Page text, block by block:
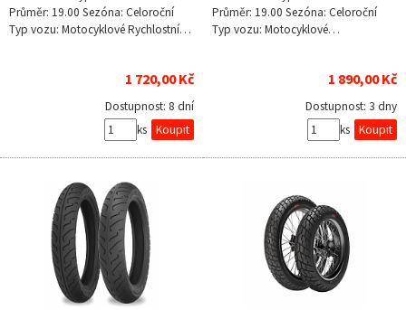
Průměr: 19.00 Sezóna: Celoroční
Typ vozu: Motocyklové Rychlostní…
1 720,00 Kč
Dostupnost: 8 dní
ks
Průměr: 19.00 Sezóna: Celoroční
Typ vozu: Motocyklové…
1 890,00 Kč
Dostupnost: 3 dny
ks